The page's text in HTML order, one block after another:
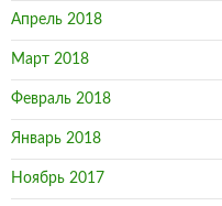
Апрель 2018
Март 2018
Февраль 2018
Январь 2018
Ноябрь 2017